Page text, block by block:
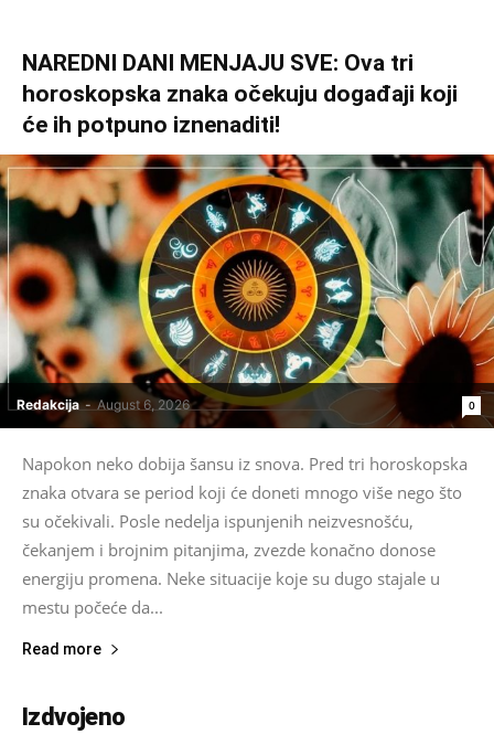
NAREDNI DANI MENJAJU SVE: Ova tri
horoskopska znaka očekuju događaji koji
će ih potpuno iznenaditi!
Redakcija - August 6, 2026 0
Napokon neko dobija šansu iz snova. Pred tri horoskopska
znaka otvara se period koji će doneti mnogo više nego što
su očekivali. Posle nedelja ispunjenih neizvesnošću,
čekanjem i brojnim pitanjima, zvezde konačno donose
energiju promena. Neke situacije koje su dugo stajale u
mestu počeće da...
Read more
Izdvojeno